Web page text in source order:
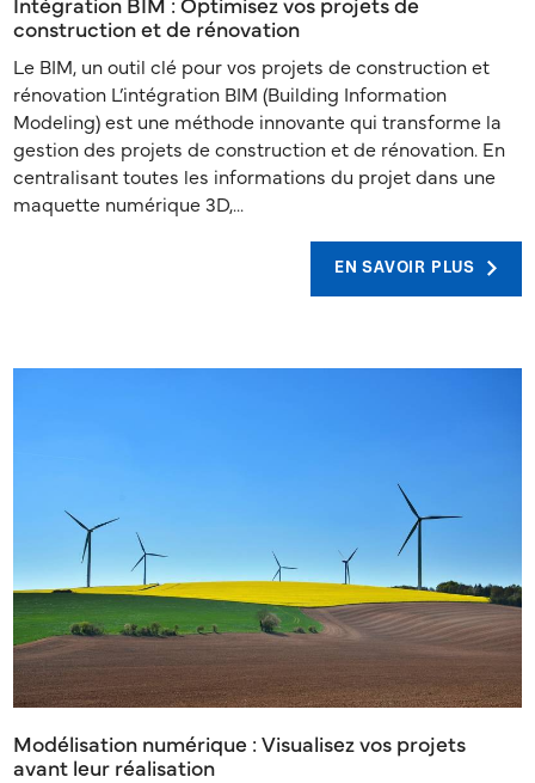
construction et de rénovation
Le BIM, un outil clé pour vos projets de construction et
rénovation L’intégration BIM (Building Information
Modeling) est une méthode innovante qui transforme la
gestion des projets de construction et de rénovation. En
centralisant toutes les informations du projet dans une
maquette numérique 3D,...
EN SAVOIR PLUS
Modélisation numérique : Visualisez vos projets
avant leur réalisation